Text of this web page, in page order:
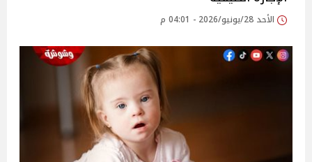
الأحد 28/يونيو/2026 - 04:01 م